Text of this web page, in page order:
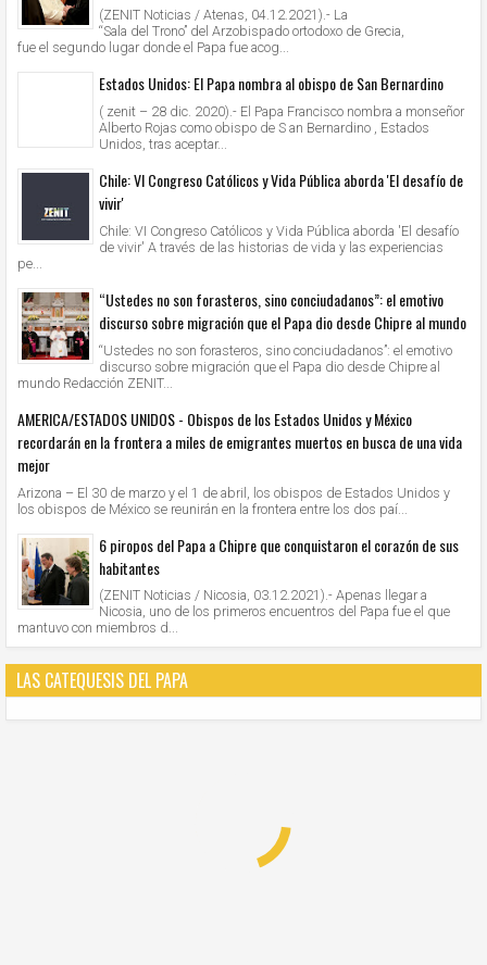
(ZENIT Noticias / Atenas, 04.12.2021).- La
“Sala del Trono” del Arzobispado ortodoxo de Grecia,
fue el segundo lugar donde el Papa fue acog...
Estados Unidos: El Papa nombra al obispo de San Bernardino
( zenit – 28 dic. 2020).- El Papa Francisco nombra a monseñor
Alberto Rojas como obispo de S an Bernardino , Estados
Unidos, tras aceptar...
Chile: VI Congreso Católicos y Vida Pública aborda 'El desafío de
vivir'
Chile: VI Congreso Católicos y Vida Pública aborda 'El desafío
de vivir' A través de las historias de vida y las experiencias
pe...
“Ustedes no son forasteros, sino conciudadanos”: el emotivo
discurso sobre migración que el Papa dio desde Chipre al mundo
“Ustedes no son forasteros, sino conciudadanos”: el emotivo
discurso sobre migración que el Papa dio desde Chipre al
mundo Redacción ZENIT...
AMERICA/ESTADOS UNIDOS - Obispos de los Estados Unidos y México
recordarán en la frontera a miles de emigrantes muertos en busca de una vida
mejor
Arizona – El 30 de marzo y el 1 de abril, los obispos de Estados Unidos y
los obispos de México se reunirán en la frontera entre los dos paí...
6 piropos del Papa a Chipre que conquistaron el corazón de sus
habitantes
(ZENIT Noticias / Nicosia, 03.12.2021).- Apenas llegar a
Nicosia, uno de los primeros encuentros del Papa fue el que
mantuvo con miembros d...
LAS CATEQUESIS DEL PAPA